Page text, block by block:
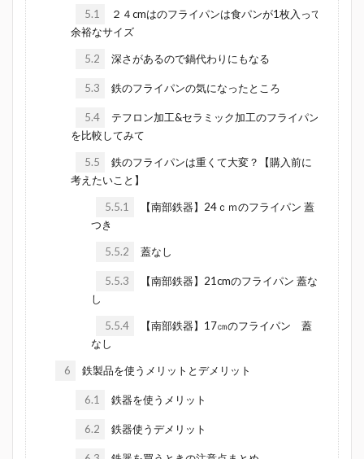
5.1
２４cmはのフライパンは食パンが1枚入って
余裕なサイズ
5.2 深さがあるので鍋代わりにもなる
5.3 鉄のフライパンの気になったところ
5.4
テフロン加工&セラミック加工のフライパン
を比較してみて
5.5
鉄のフライパンは重くて大変？【購入前に
考えたいこと】
5.5.1
【南部鉄器】24ｃｍのフライパン 蓋
つき
5.5.2 蓋なし
5.5.3
【南部鉄器】21cmのフライパン 蓋な
し
5.5.4
【南部鉄器】17㎝のフライパン 蓋
なし
6 鉄製品を使うメリットとデメリット
6.1 鉄器を使うメリット
6.2 鉄器使うデメリット